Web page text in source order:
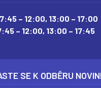
7:45 – 12:00, 13:00 – 17:00
– 12:00, 13:00 – 17:45
SE K ODBĚRU